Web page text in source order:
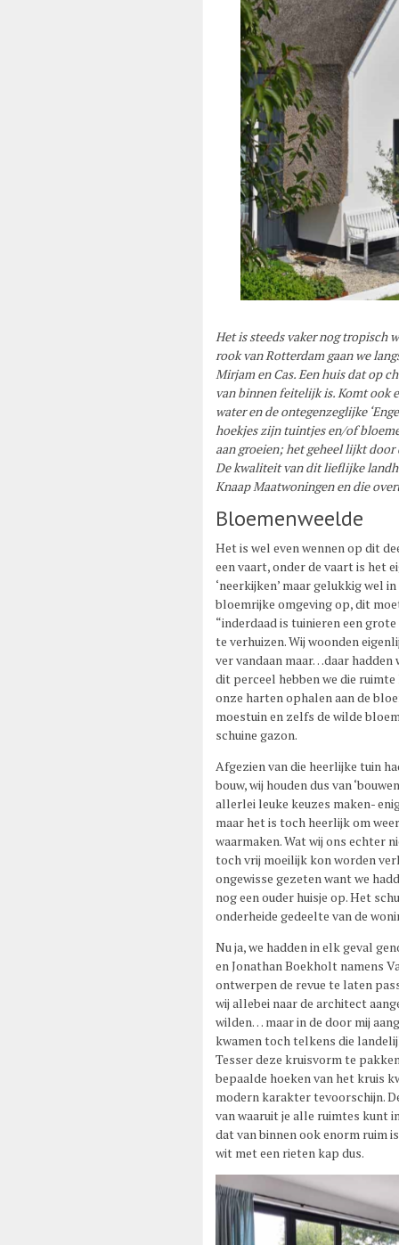
Het is steeds vaker nog tropisch
rookvan Rotterdam gaan we
Mirjam en Cas. Een huis dat op
van binnen feitelijk is. Komt ook
water en de ontegenzeglijke
hoekjes zijn tuintjes en/of
aan groeien; het geheel lijkt
De kwaliteit van dit lieflijke
Knaap Maatwoningen en die
Bloemenweelde
Het is wel even wennen op dit
een vaart, onder de vaart is het
‘neerkijken’ maar gelukkig wel
bloemrijke omgeving op, dit
“inderdaad is tuinieren een
te verhuizen. Wij woonden
ver vandaan maar…daar hadden
dit perceel hebben we die ruimte
onze harten ophalen aan de
moestuin en zelfs de wilde
schuine gazon.
Afgezien van die heerlijke tuin
bouw, wij houden dus van
allerlei leuke keuzes maken-
maar het is toch heerlijk om
waarmaken. Wat wij ons echter
toch vrij moeilijk kon worden
ongewisse gezeten want we
nog een ouder huisje op. Het
onderheide gedeelte van de
Nu ja, we hadden in elk geval
en Jonathan Boekholt namens
ontwerpen de revue te laten
wij allebei naar de architect
wilden… maar in de door mij
kwamen toch telkens die
Tesser deze kruisvorm te
bepaalde hoeken van het kruis
modern karakter tevoorschijn.
van waaruit je alle ruimtes kunt
dat van binnen ook enorm ruim
wit met een rieten kap dus.